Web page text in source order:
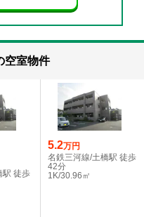
空室物件
駅 徒歩
5.2万円
名鉄三河線/土橋駅 徒歩
42分
1K/30.96㎡